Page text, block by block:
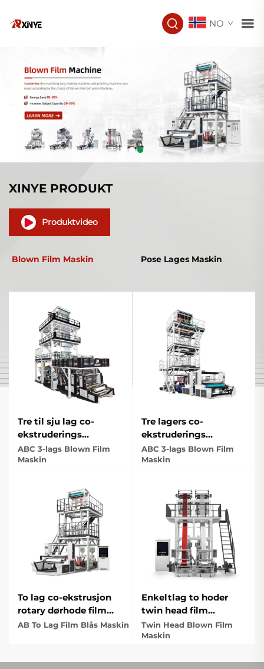
NO
XINYE PRODUKT
Produktvideo
Blown Film Maskin Pose Lages Maskin
Tre til sju lag co-
ekstruderings
traksjons roterende
film
ABC 3-lags Blown Film
Maskin
Tre lagers co-
ekstruderings
rotasjonell dørhode
filmblåsingsmaskinsett
ABC 3-lags Blown Film
Maskin
To lag co-ekstrusjon
rotary dørhode film
blåingsmaskinsett
AB To Lag Film Blås Maskin
Enkeltlag to hoder
twin head film
blåsingsmaskin
Twin Head Blown Film
Maskin